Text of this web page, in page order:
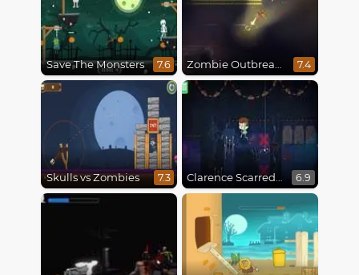
Save The Monsters 7.6 Zombie Outbreak Arena 7.4
Skulls vs Zombies 7.3 Clarence Scarred Silly 6.9